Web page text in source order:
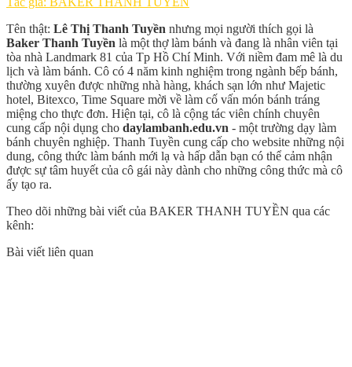
Tên thật: Lê Thị Thanh Tuyền nhưng mọi người thích gọi là
Baker Thanh Tuyền là một thợ làm bánh và đang là nhân viên tại
tòa nhà Landmark 81 của Tp Hồ Chí Minh. Với niềm đam mê là du
lịch và làm bánh. Cô có 4 năm kinh nghiệm trong ngành bếp bánh,
thường xuyên được những nhà hàng, khách sạn lớn như Majetic
hotel, Bitexco, Time Square mời về làm cố vấn món bánh tráng
miệng cho thực đơn. Hiện tại, cô là cộng tác viên chính chuyên
cung cấp nội dụng cho daylambanh.edu.vn - một trường dạy làm
bánh chuyên nghiệp. Thanh Tuyền cung cấp cho website những nội
dung, công thức làm bánh mới lạ và hấp dẫn bạn có thể cảm nhận
được sự tâm huyết của cô gái này dành cho những công thức mà cô
ấy tạo ra.
Theo dõi những bài viết của BAKER THANH TUYỀN qua các
kênh:
Bài viết liên quan